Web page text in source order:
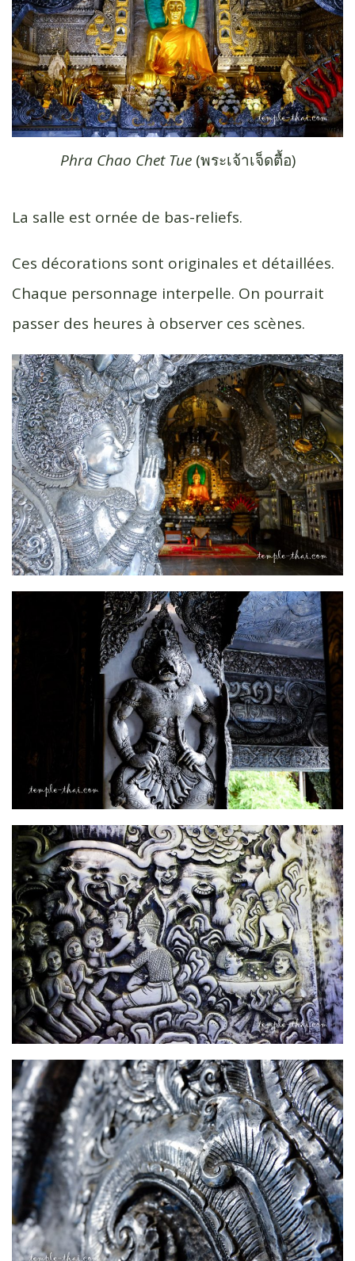
Phra Chao Chet Tue(พระเจ้า​เจ็ด​ตื้อ​)
La salle est ornée de bas-reliefs.
Ces décorations sont originales et détaillées.
Chaque personnage interpelle. On pourrait
passer des heures à observer ces scènes.